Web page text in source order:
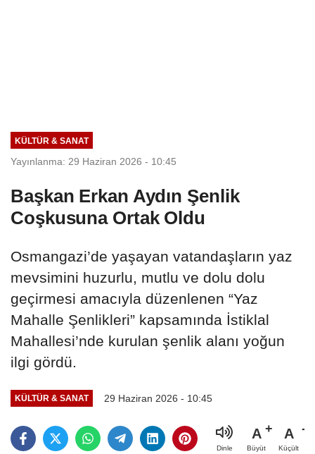
KÜLTÜR & SANAT
Yayınlanma: 29 Haziran 2026 - 10:45
Başkan Erkan Aydın Şenlik
Coşkusuna Ortak Oldu
Osmangazi’de yaşayan vatandaşların yaz
mevsimini huzurlu, mutlu ve dolu dolu
geçirmesi amacıyla düzenlenen “Yaz
Mahalle Şenlikleri” kapsamında İstiklal
Mahallesi’nde kurulan şenlik alanı yoğun
ilgi gördü.
KÜLTÜR & SANAT 29 Haziran 2026 - 10:45
Dinle
A
Büyüt
A
Küçült